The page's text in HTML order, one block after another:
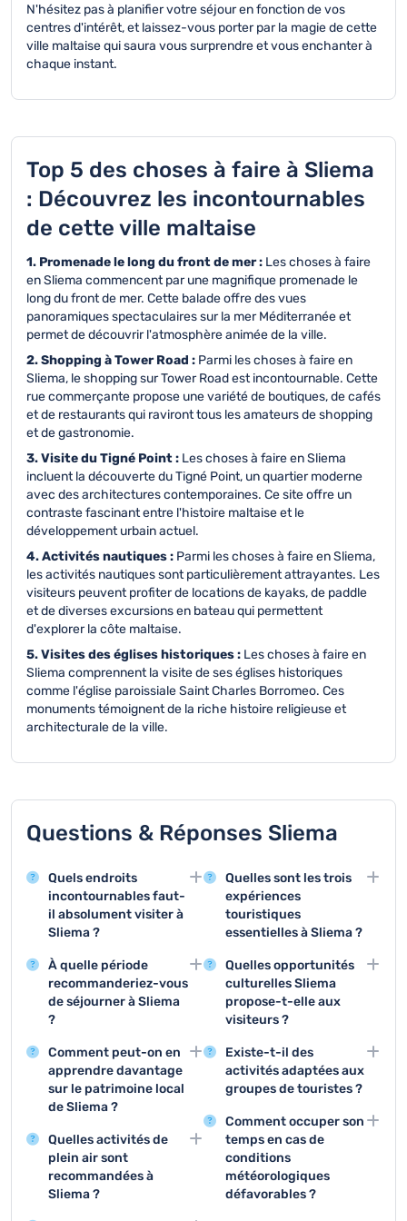
N'hésitez pas à planifier votre séjour en fonction de vos
centres d'intérêt, et laissez-vous porter par la magie de cette
ville maltaise qui saura vous surprendre et vous enchanter à
chaque instant.
Top 5 des choses à faire à Sliema
: Découvrez les incontournables
de cette ville maltaise
1. Promenade le long du front de mer : Les choses à faire
en Sliema commencent par une magnifique promenade le
long du front de mer. Cette balade offre des vues
panoramiques spectaculaires sur la mer Méditerranée et
permet de découvrir l'atmosphère animée de la ville.
2. Shopping à Tower Road : Parmi les choses à faire en
Sliema, le shopping sur Tower Road est incontournable. Cette
rue commerçante propose une variété de boutiques, de cafés
et de restaurants qui raviront tous les amateurs de shopping
et de gastronomie.
3. Visite du Tigné Point : Les choses à faire en Sliema
incluent la découverte du Tigné Point, un quartier moderne
avec des architectures contemporaines. Ce site offre un
contraste fascinant entre l'histoire maltaise et le
développement urbain actuel.
4. Activités nautiques : Parmi les choses à faire en Sliema,
les activités nautiques sont particulièrement attrayantes. Les
visiteurs peuvent profiter de locations de kayaks, de paddle
et de diverses excursions en bateau qui permettent
d'explorer la côte maltaise.
5. Visites des églises historiques : Les choses à faire en
Sliema comprennent la visite de ses églises historiques
comme l'église paroissiale Saint Charles Borromeo. Ces
monuments témoignent de la riche histoire religieuse et
architecturale de la ville.
Questions & Réponses Sliema
Quels endroits
incontournables faut-
il absolument visiter à
Sliema ?
Sliema propose des
sites remarquables
comme le Tigné Point, le
front de mer et ses
pittoresques. Le
quartier offre également
de superbes points de
vue sur La Valette et ses
À quelle période
recommanderiez-vous
de séjourner à Sliema
?
La période idéale pour
visiter Sliema se situe
entre avril et octobre,
avec des températures
ensoleillement optimal
pour profiter des
activités extérieures.
Comment peut-on en
apprendre davantage
sur le patrimoine local
de Sliema ?
Le Palazzo Capua et le
centre d'interprétation
historique local
permettent de découvrir
Quelles activités de
plein air sont
recommandées à
Sliema ?
Quelles sont les trois
expériences
touristiques
essentielles à Sliema ?
Les trois activités
principales sont la
promenade maritime,
les excursions en
et la découverte des
boutiques et cafés du
centre-ville.
Quelles opportunités
culturelles Sliema
propose-t-elle aux
visiteurs ?
Les galeries d'art
contemporain, les
festivals culturels et les
expositions temporaires
offrent une immersion
dans la scène artistique
locale de Sliema.
Existe-t-il des
activités adaptées aux
groupes de touristes ?
Les visites guidées
organisées, les
croisières en groupe et
les circuits
architecturaux sont
Comment occuper son
temps en cas de
conditions
météorologiques
défavorables ?